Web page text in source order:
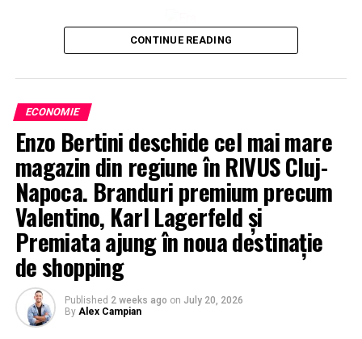
CONTINUE READING
ECONOMIE
Enzo Bertini deschide cel mai mare
magazin din regiune în RIVUS Cluj-
Napoca. Branduri premium precum
Valentino, Karl Lagerfeld și
Premiata ajung în noua destinație
de shopping
Published 2 weeks ago on July 20, 2026
By Alex Campian